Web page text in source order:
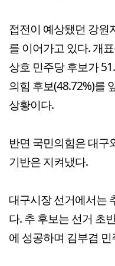
접전이 예상됐던 강원
를 이어가고 있다. 개
상호 민주당 후보가
의힘 후보(48.72%)를
상황이다.
반면 국민의힘은 대구
기반은 지켜냈다.
대구시장 선거에서는
다. 추 후보는 선거 초
에 성공하며 김부겸